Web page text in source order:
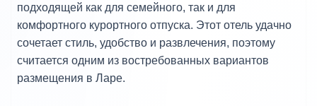
подходящей как для семейного, так и для
комфортного курортного отпуска. Этот отель удачно
сочетает стиль, удобство и развлечения, поэтому
считается одним из востребованных вариантов
размещения в Ларе.